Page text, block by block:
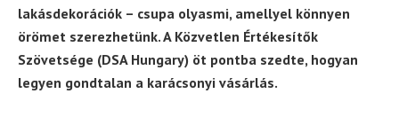
lakásdekorációk – csupa olyasmi, amellyel könnyen
örömet szerezhetünk. A Közvetlen Értékesítők
Szövetsége (DSA Hungary) öt pontba szedte, hogyan
legyen gondtalan a karácsonyi vásárlás.